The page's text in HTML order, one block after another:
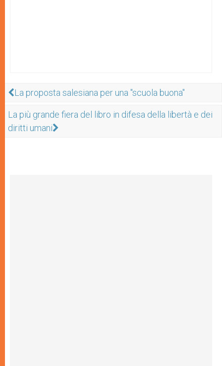
La proposta salesiana per una "scuola buona"
La più grande fiera del libro in difesa della libertà e dei
diritti umani